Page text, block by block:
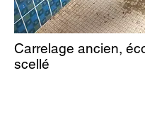
Carrelage ancien,
scellé